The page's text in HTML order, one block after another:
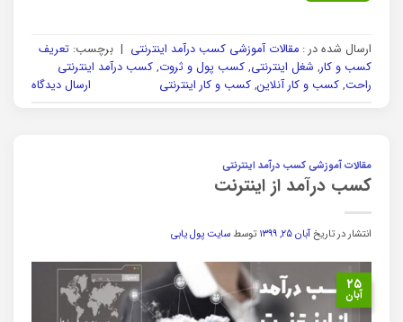
ارسال شده در : مقالات آموزشی کسب درآمد اینترنتی | برچسب: تعریف
کسب و کار, شغل اینترنتی, کسب پول و ثروت, کسب درآمد اینترنتی
راحت, کسب و کار آنلاین, کسب و کار اینترنتی ارسال دیدگاه
مقالات آموزشی کسب درآمد اینترنتی
کسب درآمد از اینترنت
انتشار در تاریخآبان ۲۵, ۱۳۹۹ توسط سایت پول یابی
۲۵
آبان